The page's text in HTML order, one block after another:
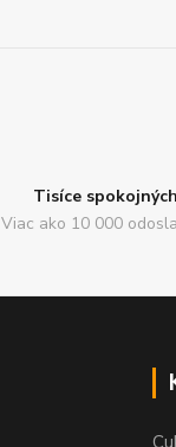
Tisíce
Viac ako 10 000